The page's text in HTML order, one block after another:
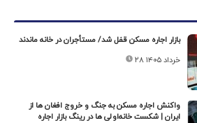
بازار اجاره مسکن قفل شد/ مستأجران در خانه ماندند
۲۸ خرداد ۱۴۰۵
واکنش اجاره مسکن به جنگ و خروج افغان ها از
ایران | شکست خانه‌اولی‌ ها در رینگ بازار اجاره